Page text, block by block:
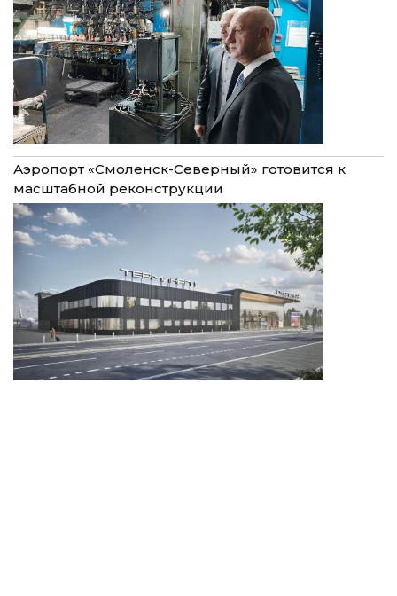
Аэропорт «Смоленск-Северный» готовится к
масштабной реконструкции